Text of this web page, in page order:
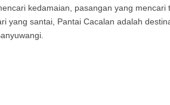
kedamaian, pasangan yang mencari
yang santai, Pantai Cacalan adalah